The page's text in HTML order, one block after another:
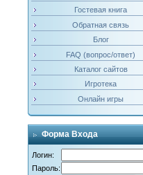
Гостевая книга
Обратная связь
Блог
FAQ (вопрос/ответ)
Каталог сайтов
Игротека
Онлайн игры
Форма Входа
Логин:
Пароль: